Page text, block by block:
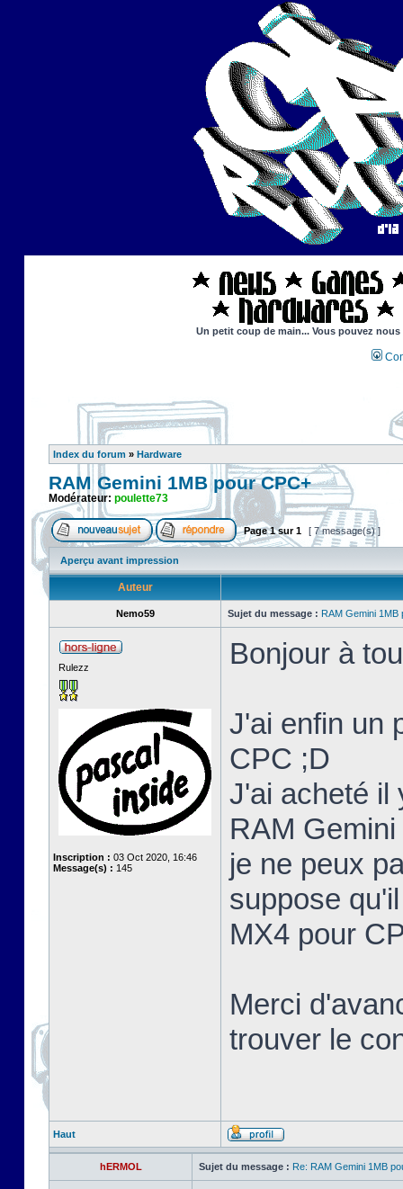
Un petit coup de main... Vous pouvez
Index du forum » Hardware
RAM Gemini 1MB pour CPC+
Modérateur: poulette73
Page1sur1 [ 7 message(s) ]
Aperçu avant impression
Auteur
Nemo59 Sujet du message : RAM Gemini 1MB
Rulezz
Inscription : 03 Oct 2020, 16:46
Message(s) : 145
Bonjour à
J'ai enfin un
CPC ;D
J'ai acheté il
RAM
je ne peux
suppose
MX4 pour
Merci
trouver le
Haut
hERMOL Sujet du message : Re: RAM Gemini 1MB